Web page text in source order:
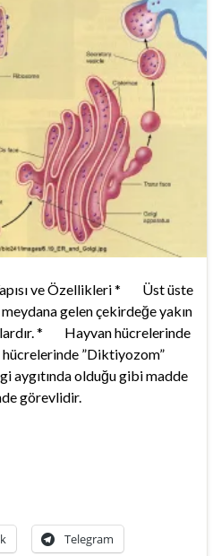
ve Özellikleri * Üst üste
meydana gelen çekirdeğe yakın
* Hayvan hücrelerinde
”Diktiyozom”
aygıtında olduğu gibi madde
görevlidir.
Telegram